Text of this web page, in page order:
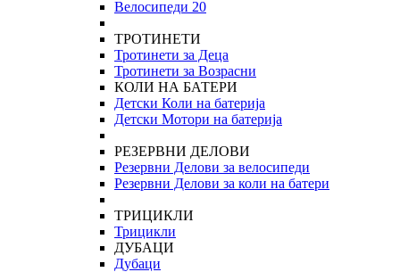
Велосипеди 20
ТРОТИНЕТИ
Тротинети за Деца
Тротинети за Возрасни
КОЛИ НА БАТЕРИ
Детски Коли на батерија
Детски Мотори на батерија
РЕЗЕРВНИ ДЕЛОВИ
Резервни Делови за велосипеди
Резервни Делови за коли на батери
ТРИЦИКЛИ
Трицикли
ДУБАЦИ
Дубаци